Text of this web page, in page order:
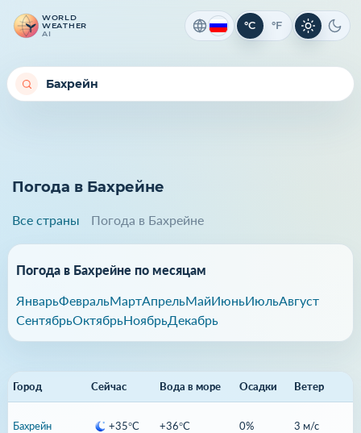
WORLD
WEATHER
AI
°C °F Светлая
Погода в Бахрейне
Все страны Погода в Бахрейне
Погода в Бахрейне по месяцам
ЯнварьФевральМартАпрельМайИюньИюльАвгуст
СентябрьОктябрьНоябрьДекабрь
Город Сейчас Вода в море Осадки Ветер
Бахрейн +35°C +36°C 0% 3 м/с